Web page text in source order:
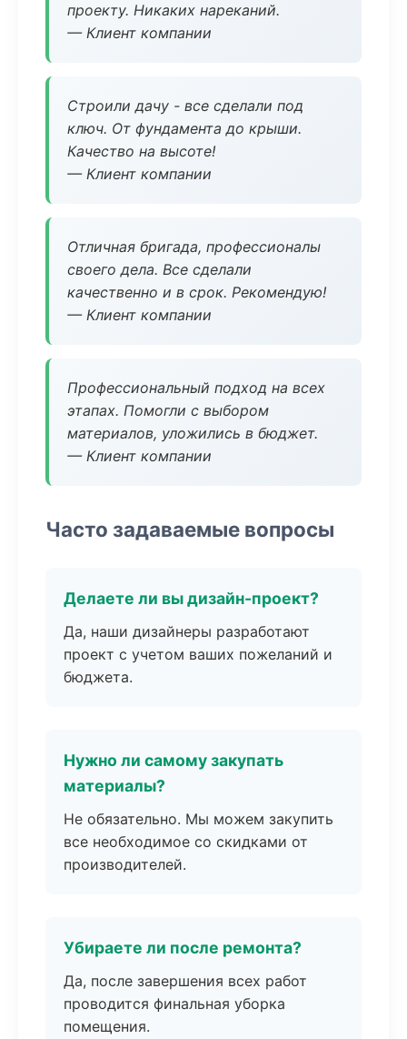
проекту. Никаких нареканий.
— Клиент компании
Строили дачу - все сделали под
ключ. От фундамента до крыши.
Качество на высоте!
— Клиент компании
Отличная бригада, профессионалы
своего дела. Все сделали
качественно и в срок. Рекомендую!
— Клиент компании
Профессиональный подход на всех
этапах. Помогли с выбором
материалов, уложились в бюджет.
— Клиент компании
Часто задаваемые вопросы
Делаете ли вы дизайн-проект?
Да, наши дизайнеры разработают
проект с учетом ваших пожеланий и
бюджета.
Нужно ли самому закупать
материалы?
Не обязательно. Мы можем закупить
все необходимое со скидками от
производителей.
Убираете ли после ремонта?
Да, после завершения всех работ
проводится финальная уборка
помещения.